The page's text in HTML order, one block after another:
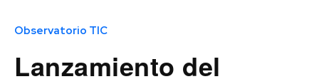
Observatorio TIC
Lanzamiento del